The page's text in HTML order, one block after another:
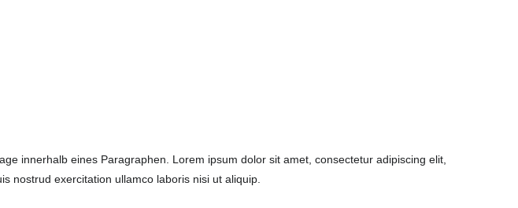
innerhalb eines Paragraphen. Lorem ipsum dolor sit amet, consectetur adipiscing elit,
nostrud exercitation ullamco laboris nisi ut aliquip.